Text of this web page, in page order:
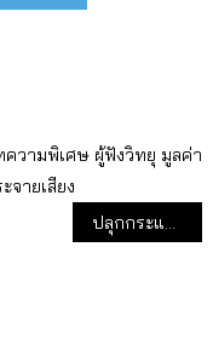
ความพิเศษ ผู้ฟังวิทยุ มูลค่า
จายเสียง
ปลุกกระแส เที่ยวตามรอยซีรีส์ กระจายรายได้ฟื้นเศรษฐกิจ